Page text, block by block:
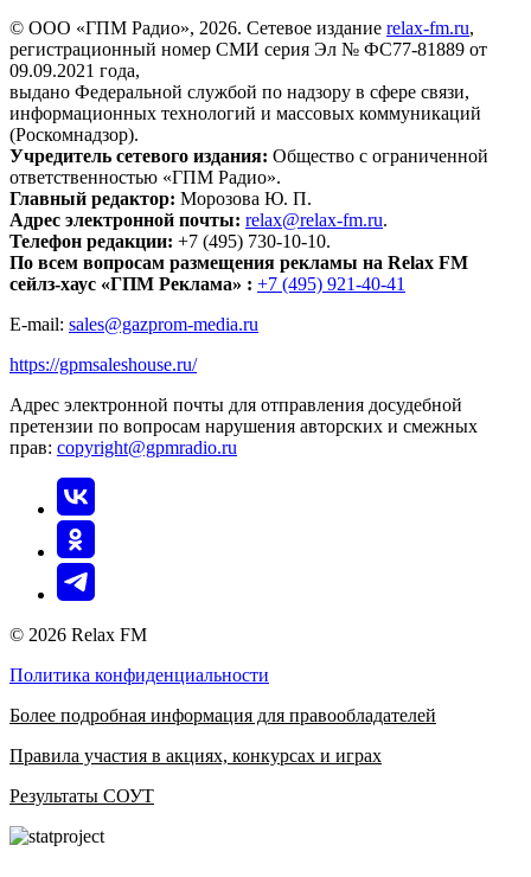
© ООО «ГПМ Радио», 2026. Сетевое издание relax-fm.ru,
регистрационный номер СМИ серия Эл № ФС77-81889 от
09.09.2021 года,
выдано Федеральной службой по надзору в сфере связи,
информационных технологий и массовых коммуникаций
(Роскомнадзор).
Учредитель сетевого издания: Общество с ограниченной
ответственностью «ГПМ Радио».
Главный редактор: Морозова Ю. П.
Адрес электронной почты: relax@relax-fm.ru.
Телефон редакции: +7 (495) 730-10-10.
По всем вопросам размещения рекламы на Relax FM
сейлз-хаус «ГПМ Реклама» : +7 (495) 921-40-41
E-mail: sales@gazprom-media.ru
https://gpmsaleshouse.ru/
Адрес электронной почты для отправления досудебной
претензии по вопросам нарушения авторских и смежных
прав: copyright@gpmradio.ru
© 2026 Relax FM
Политика конфиденциальности
Более подробная информация для правообладателей
Правила участия в акциях, конкурсах и играх
Результаты СОУТ